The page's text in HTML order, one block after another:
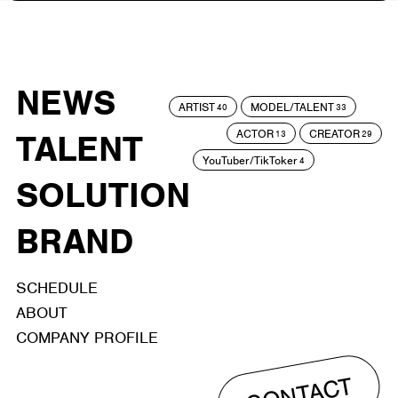
NEWS
TALENT
SOLUTION
BRAND
ARTIST40 MODEL/TALENT33
ACTOR 13 CREATOR29
YouTuber/TikToker4
SCHEDULE
ABOUT
COMPANY PROFILE